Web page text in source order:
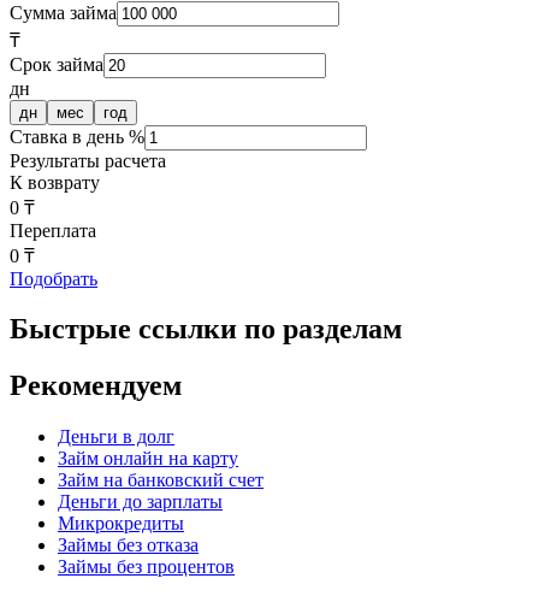
Сумма займа
₸
Срок займа
дн
дн мес год
Ставка в день %
Результаты расчета
К возврату
0 ₸
Переплата
0 ₸
Подобрать
Быстрые ссылки по разделам
Рекомендуем
Деньги в долг
Займ онлайн на карту
Займ на банковский счет
Деньги до зарплаты
Микрокредиты
Займы без отказа
Займы без процентов